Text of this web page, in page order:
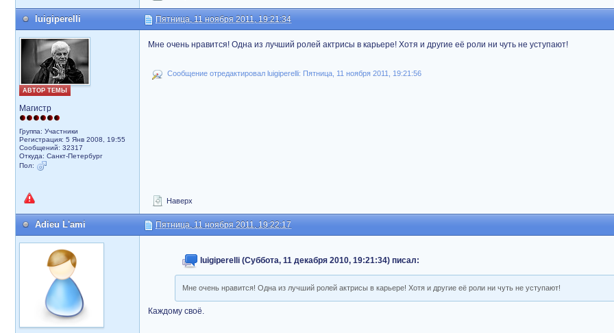
luigiperelli Пятница, 11 ноября 2011, 19:21:34
АВТОР ТЕМЫ
Магистр
Группа: Участники
Регистрация: 5 Янв 2008, 19:55
Сообщений: 32317
Откуда: Санкт-Петербург
Пол:
Мне очень нравится! Одна из лучший ролей актрисы в карьере! Хотя и другие её роли ни чуть не уступают!
Сообщение отредактировал luigiperelli: Пятница, 11 ноября 2011, 19:21:56
Наверх
Adieu L'ami Пятница, 11 ноября 2011, 19:22:17
luigiperelli (Суббота, 11 декабря 2010, 19:21:34) писал:
Мне очень нравится! Одна из лучший ролей актрисы в карьере! Хотя и другие её роли ни чуть не уступают!
Каждому своё.